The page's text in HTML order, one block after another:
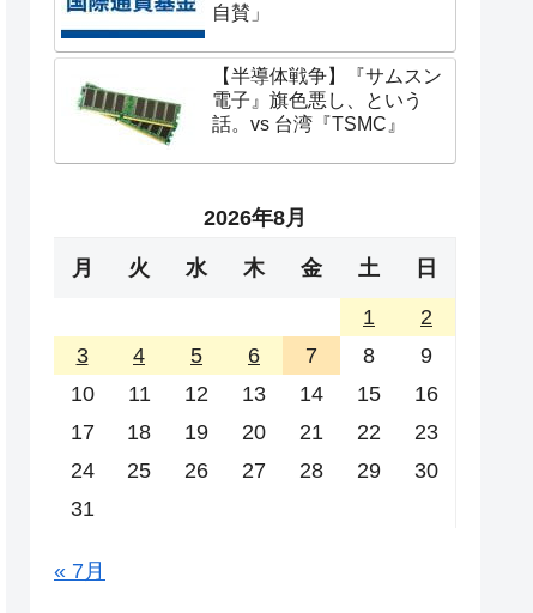
自賛」
【半導体戦争】『サムスン
電子』旗色悪し、という
話。vs 台湾『TSMC』
2026年8月
月 火 水 木 金 土 日
1
2
3
4 5 6 7 8
9
10
11 12 13 14 15
16
17
18 19 20 21 22
23
24
25 26 27 28 29
30
31
« 7月